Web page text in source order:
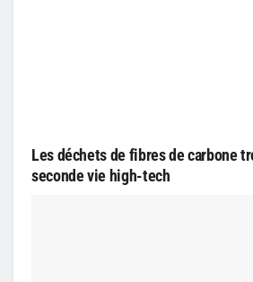
Les déchets de fibres de carbone
seconde vie high-tech